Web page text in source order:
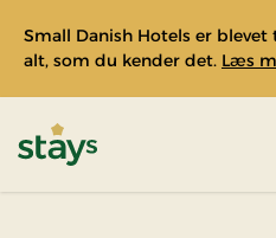
Small Danish Hotels er blevet
alt, som du kender det. Læs